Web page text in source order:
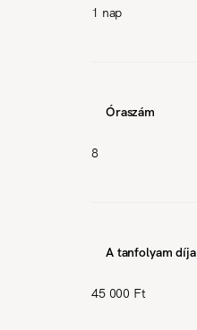
1 nap
Óraszám
8
A tanfolyam díja
45 000 Ft